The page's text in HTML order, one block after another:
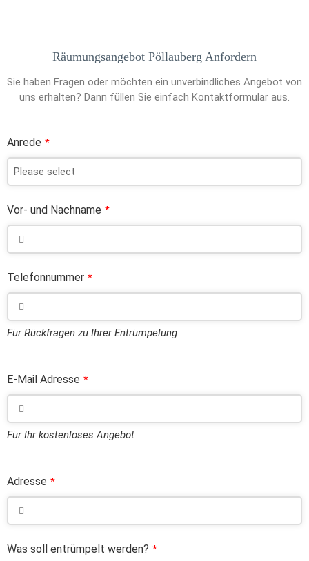
Räumungsangebot Pöllauberg Anfordern
Sie haben Fragen oder möchten ein unverbindliches Angebot von
uns erhalten? Dann füllen Sie einfach Kontaktformular aus.
Anrede *
Vor- und Nachname *
Telefonnummer *
Für Rückfragen zu Ihrer Entrümpelung
E-Mail Adresse *
Für Ihr kostenloses Angebot
Adresse *
Was soll entrümpelt werden? *